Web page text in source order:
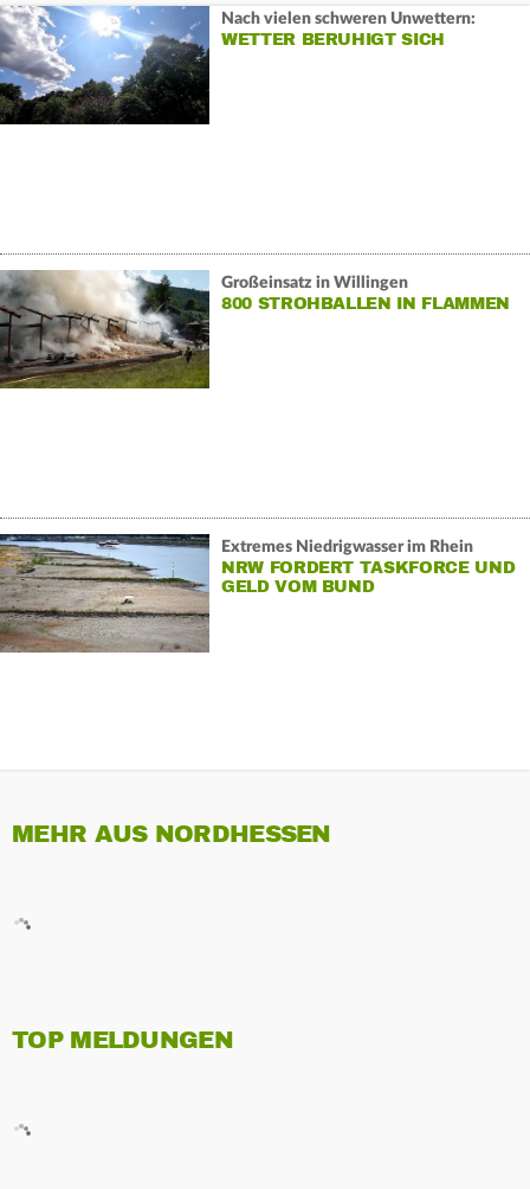
Nach vielen schweren Unwettern:
WETTER BERUHIGT SICH
Großeinsatz in Willingen
800 STROHBALLEN IN FLAMMEN
Extremes Niedrigwasser im Rhein
NRW FORDERT TASKFORCE UND
GELD VOM BUND
MEHR AUS NORDHESSEN
TOP MELDUNGEN